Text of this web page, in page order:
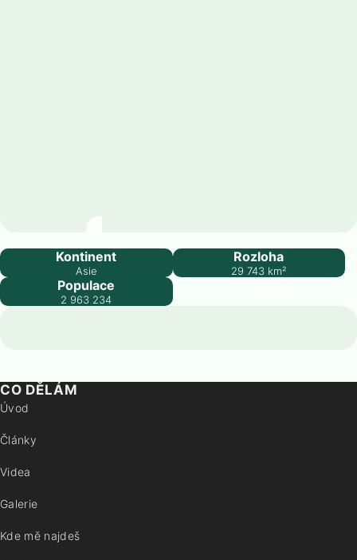
Arménie
Kontinent
Asie
Rozloha
29 743 km²
Populace
2 963 234
CO DĚLÁM
Úvod
Články
Videa
Galerie
Kde mě najdeš